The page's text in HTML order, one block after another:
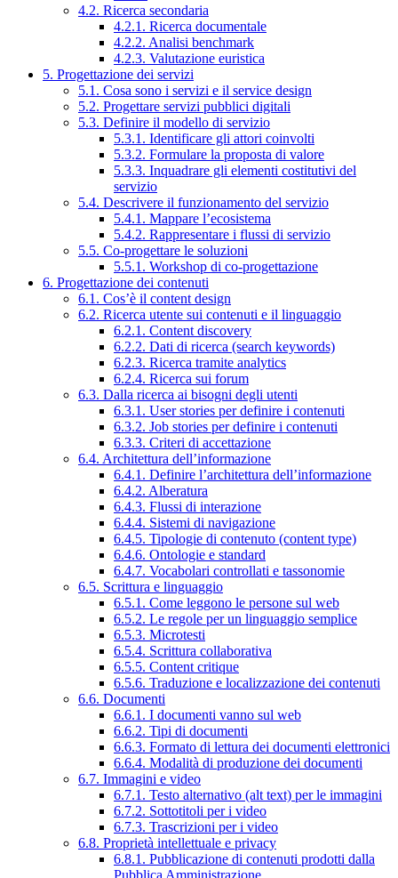
4.2. Ricerca secondaria
4.2.1. Ricerca documentale
4.2.2. Analisi benchmark
4.2.3. Valutazione euristica
5. Progettazione dei servizi
5.1. Cosa sono i servizi e il service design
5.2. Progettare servizi pubblici digitali
5.3. Definire il modello di servizio
5.3.1. Identificare gli attori coinvolti
5.3.2. Formulare la proposta di valore
5.3.3. Inquadrare gli elementi costitutivi del
servizio
5.4. Descrivere il funzionamento del servizio
5.4.1. Mappare l’ecosistema
5.4.2. Rappresentare i flussi di servizio
5.5. Co-progettare le soluzioni
5.5.1. Workshop di co-progettazione
6. Progettazione dei contenuti
6.1. Cos’è il content design
6.2. Ricerca utente sui contenuti e il linguaggio
6.2.1. Content discovery
6.2.2. Dati di ricerca (search keywords)
6.2.3. Ricerca tramite analytics
6.2.4. Ricerca sui forum
6.3. Dalla ricerca ai bisogni degli utenti
6.3.1. User stories per definire i contenuti
6.3.2. Job stories per definire i contenuti
6.3.3. Criteri di accettazione
6.4. Architettura dell’informazione
6.4.1. Definire l’architettura dell’informazione
6.4.2. Alberatura
6.4.3. Flussi di interazione
6.4.4. Sistemi di navigazione
6.4.5. Tipologie di contenuto (content type)
6.4.6. Ontologie e standard
6.4.7. Vocabolari controllati e tassonomie
6.5. Scrittura e linguaggio
6.5.1. Come leggono le persone sul web
6.5.2. Le regole per un linguaggio semplice
6.5.3. Microtesti
6.5.4. Scrittura collaborativa
6.5.5. Content critique
6.5.6. Traduzione e localizzazione dei contenuti
6.6. Documenti
6.6.1. I documenti vanno sul web
6.6.2. Tipi di documenti
6.6.3. Formato di lettura dei documenti elettronici
6.6.4. Modalità di produzione dei documenti
6.7. Immagini e video
6.7.1. Testo alternativo (alt text) per le immagini
6.7.2. Sottotitoli per i video
6.7.3. Trascrizioni per i video
6.8. Proprietà intellettuale e privacy
6.8.1. Pubblicazione di contenuti prodotti dalla
Pubblica Amministrazione